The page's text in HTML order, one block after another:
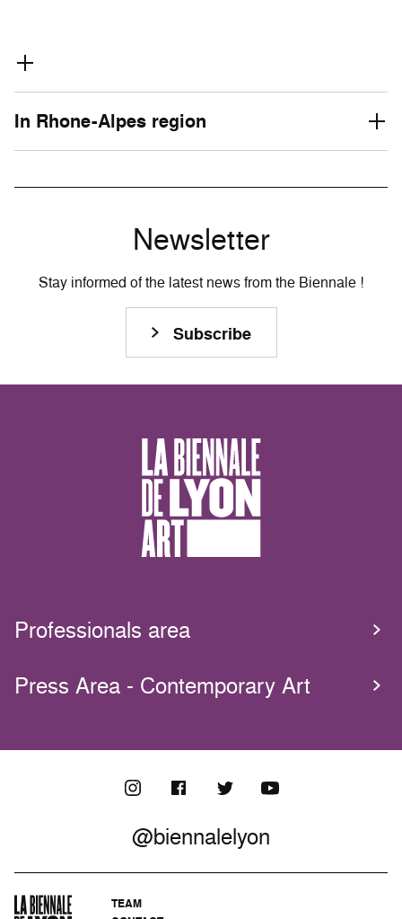
In Rhone-Alpes region
Newsletter
Stay informed of the latest news from the Biennale !
Subscribe
Professionals area
Press Area - Contemporary Art
@biennalelyon
TEAM